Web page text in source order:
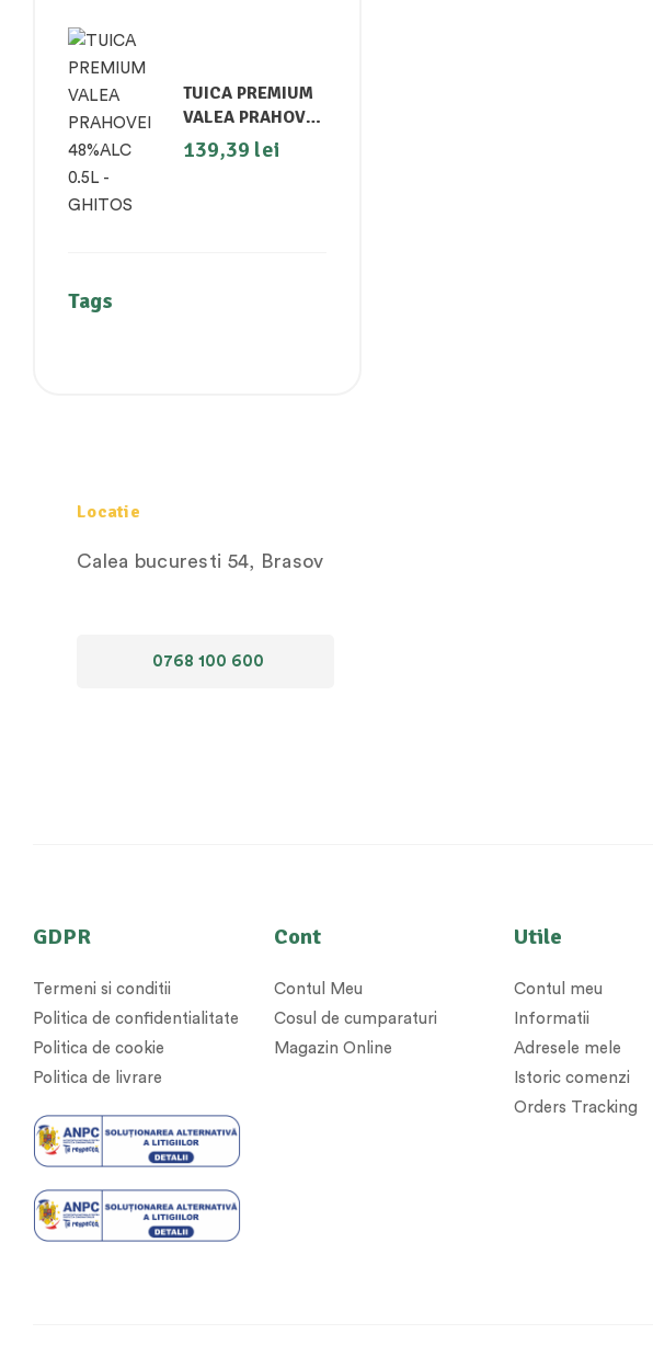
TUICA PREMIUM
VALEA PRAHOVEI
48%ALC 0.5L -
GHITOS
139,39 lei
Tags
Locatie
Calea bucuresti 54, Brasov
0768 100 600
GDPR
Termeni si conditii
Politica de confidentialitate
Politica de cookie
Politica de livrare
Cont
Contul Meu
Cosul de cumparaturi
Magazin Online
Utile
Contul meu
Informatii
Adresele mele
Istoric comenzi
Orders Tracking